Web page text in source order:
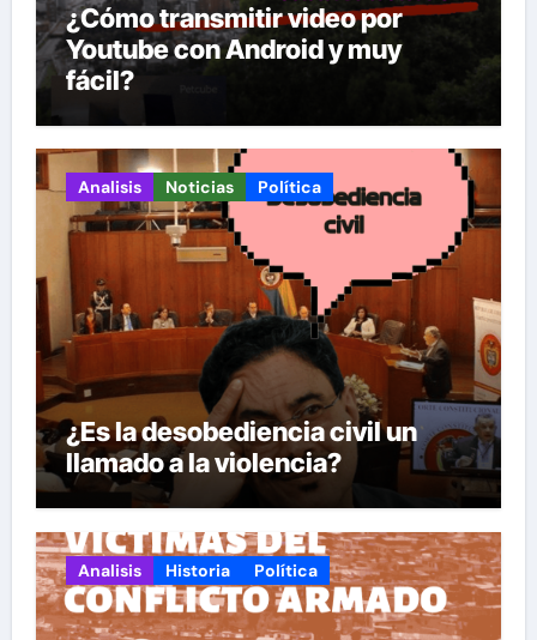
¿Cómo transmitir video por
Youtube con Android y muy
fácil?
Analisis Noticias Política
¿Es la desobediencia civil un
llamado a la violencia?
Analisis Historia Política